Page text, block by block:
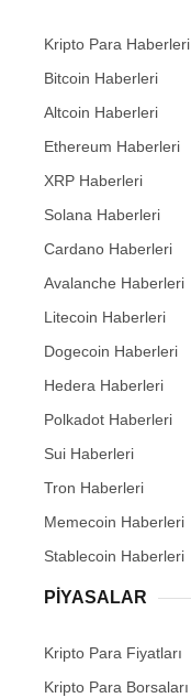
Kripto Para Haberleri
Bitcoin Haberleri
Altcoin Haberleri
Ethereum Haberleri
XRP Haberleri
Solana Haberleri
Cardano Haberleri
Avalanche Haberleri
Litecoin Haberleri
Dogecoin Haberleri
Hedera Haberleri
Polkadot Haberleri
Sui Haberleri
Tron Haberleri
Memecoin Haberleri
Stablecoin Haberleri
PIYASALAR
Kripto Para Fiyatları
Kripto Para Borsaları